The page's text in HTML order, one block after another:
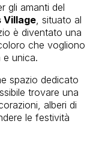
gli amanti del
Village , situato al
è diventato una
che vogliono
e unica.
spazio dedicato
trovare una
alberi di
le festività